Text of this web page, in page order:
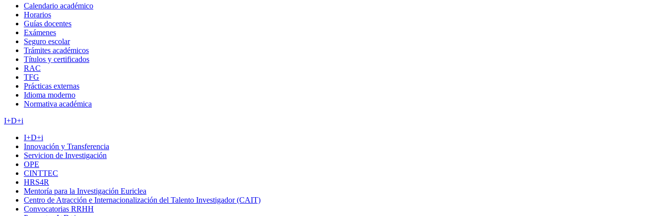
Calendario académico
Horarios
Guías docentes
Exámenes
Seguro escolar
Trámites académicos
Títulos y certificados
RAC
TFG
Prácticas externas
Idioma moderno
Normativa académica
I+D+i
I+D+i
Innovación y Transferencia
Servicion de Investigación
OPE
CINTTEC
HRS4R
Mentoría para la Investigación Euriclea
Centro de Atracción e Internacionalización del Talento Investigador (CAIT)
Convocatorias RRHH